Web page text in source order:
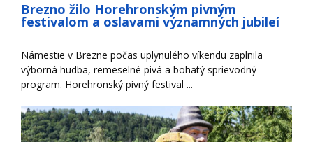
Brezno žilo Horehronským pivným
festivalom a oslavami významných jubileí
Námestie v Brezne počas uplynulého víkendu zaplnila
výborná hudba, remeselné pivá a bohatý sprievodný
program. Horehronský pivný festival ...